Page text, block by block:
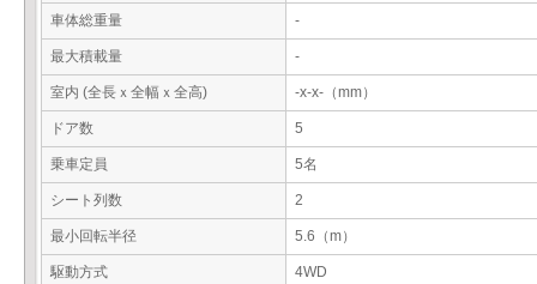
車体総重量 -
最大積載量 -
室内 (全長ｘ全幅ｘ全高) -x-x-（mm）
ドア数 5
乗車定員 5名
シート列数 2
最小回転半径 5.6（m）
駆動方式 4WD